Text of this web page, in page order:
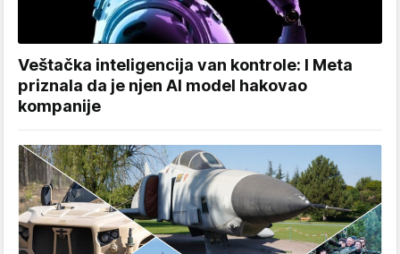
Veštačka inteligencija van kontrole: I Meta
priznala da je njen AI model hakovao
kompanije